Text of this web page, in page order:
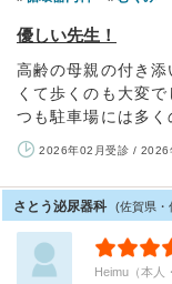
優しい先生！
高齢の母親の付き
くて歩くのも大変
つも駐車場には多
2026年02月受診 / 2026
さとう泌尿器科 (佐賀県・
Heimu（本人